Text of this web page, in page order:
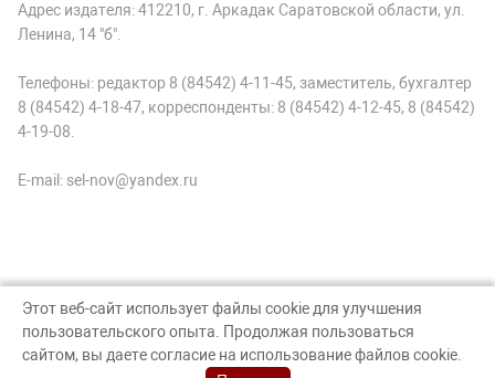
Адрес издателя: 412210, г. Аркадак Саратовской области, ул.
Ленина, 14 "б".
Телефоны: редактор 8 (84542) 4-11-45, заместитель, бухгалтер
8 (84542) 4-18-47, корреспонденты: 8 (84542) 4-12-45, 8 (84542)
4-19-08.
E-mail: sel-nov@yandex.ru
© Аркадак, 2026
Создание сайта — nopreset
Этот веб-сайт использует файлы cookie для улучшения
пользовательского опыта. Продолжая пользоваться
сайтом, вы даете согласие на использование файлов cookie.